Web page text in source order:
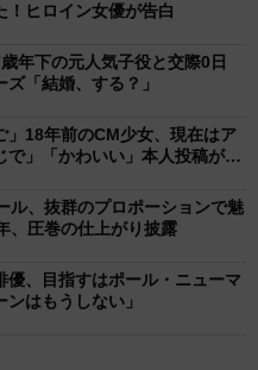
！ヒロイン女優が告白
年下の元人気子役と交際0日
「結婚、する？」
」18年前のCM少女、現在はア
で」「かわいい」本人投稿が話
ル、抜群のプロポーションで魅
圧巻の仕上がり披露
優、目指すはポール・ニューマ
はもうしない」